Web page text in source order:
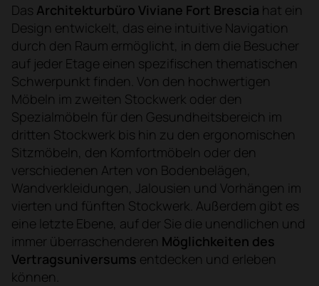
Das Architekturbüro Viviane Fort Brescia hat ein
Design entwickelt, das eine intuitive Navigation
durch den Raum ermöglicht, in dem die Besucher
auf jeder Etage einen spezifischen thematischen
Schwerpunkt finden. Von den hochwertigen
Möbeln im zweiten Stockwerk oder den
Spezialmöbeln für den Gesundheitsbereich im
dritten Stockwerk bis hin zu den ergonomischen
Sitzmöbeln, den Komfortmöbeln oder den
verschiedenen Arten von Bodenbelägen,
Wandverkleidungen, Jalousien und Vorhängen im
vierten und fünften Stockwerk. Außerdem gibt es
eine letzte Ebene, auf der Sie die unendlichen und
immer überraschenderen Möglichkeiten des
Vertragsuniversums entdecken und erleben
können.